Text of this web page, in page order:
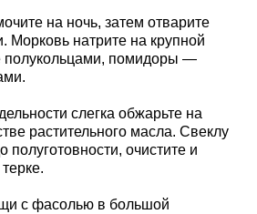
на ночь, затем отварите
Морковь натрите на крупной
полукольцами, помидоры —
слегка обжарьте на
растительного масла. Свеклу
полуготовности, очистите и
с фасолью в большой